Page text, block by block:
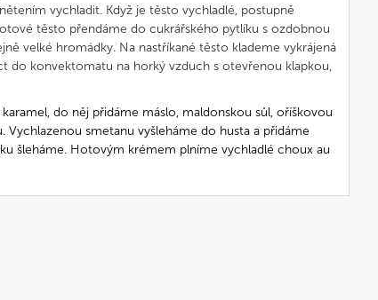
vychladit. Když je těsto vychladlé, postupně
těsto přendáme do cukrářského pytlíku s ozdobnou
velké hromádky. Na nastříkané těsto klademe vykrájená
do konvektomatu na horký vzduch s otevřenou klapkou,
do něj přidáme máslo, maldonskou sůl, oříškovou
Vychlazenou smetanu vyšleháme do husta a přidáme
šleháme. Hotovým krémem plníme vychladlé choux au